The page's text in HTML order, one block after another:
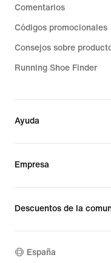
Comentarios
Códigos promocionales
Consejos sobre
Running Shoe Finder
Ayuda
Empresa
Descuentos de la
España